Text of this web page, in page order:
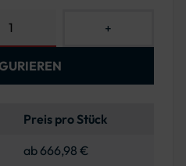
+
Preis pro Stück
ab 666,98 €